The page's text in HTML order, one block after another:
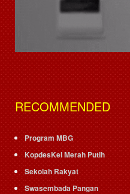
RECOMMENDED
Program MBG
KopdesKel Merah Putih
Sekolah Rakyat
Swasembada Pangan